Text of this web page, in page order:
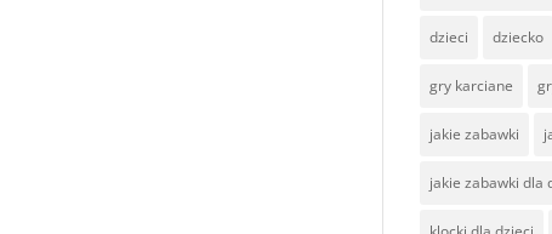
dzieci dziecko
gry karciane
jakie zabawki
jakie zabawki dla